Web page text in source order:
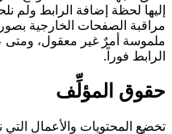
إليها لحظة إضافة الرابط ولم
مراقبة الصفحات الخارجية
ملموسة أمرٌ غير معقول، ومتى
الرابط فوراً.
حقوق المؤلِّف
تخضع المحتويات والأعمال التي